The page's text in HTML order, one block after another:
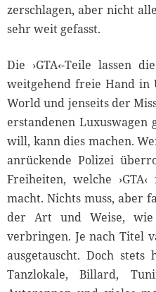
zerschlagen, aber nicht
sehr weit gefasst.
Die ›GTA‹-Teile lassen
weitgehend freie Hand in
World und jenseits der
erstandenen
will, kann dies machen.
anrückende Polizei
Freiheiten, welche
macht. Nichts muss, aber
der Art und Weise, wie
verbringen. Je nach Titel
ausgetauscht. Doch
Tanzlokale, Billard,